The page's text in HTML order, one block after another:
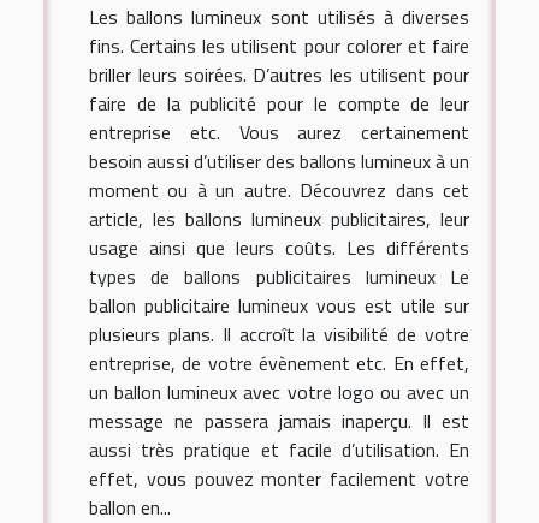
Les ballons lumineux sont utilisés à diverses
fins. Certains les utilisent pour colorer et faire
briller leurs soirées. D’autres les utilisent pour
faire de la publicité pour le compte de leur
entreprise etc. Vous aurez certainement
besoin aussi d’utiliser des ballons lumineux à un
moment ou à un autre. Découvrez dans cet
article, les ballons lumineux publicitaires, leur
usage ainsi que leurs coûts. Les différents
types de ballons publicitaires lumineux Le
ballon publicitaire lumineux vous est utile sur
plusieurs plans. Il accroît la visibilité de votre
entreprise, de votre évènement etc. En effet,
un ballon lumineux avec votre logo ou avec un
message ne passera jamais inaperçu. Il est
aussi très pratique et facile d’utilisation. En
effet, vous pouvez monter facilement votre
ballon en...